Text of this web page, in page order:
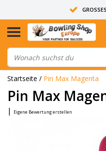
14 TAGE
ALLE
Startseite / Pin Max Magenta
Pin Max
| Eigene Bewertung erstellen